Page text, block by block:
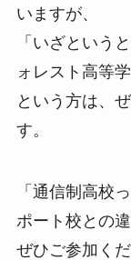
いますが、
「いざという
ォレスト高等
という方は、
す。
「通信制高校
ポート校との
ぜひご参加くだ